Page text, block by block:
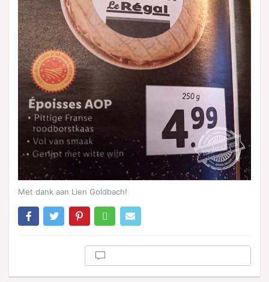
Met dank aan Lien Goldbach!